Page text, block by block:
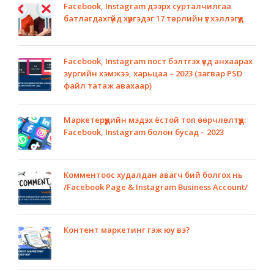
Facebook, Instagram дээрх сурталчилгаа
батлагдахгүйд хүргэдэг 17 төрлийн үг хэллэгүүд
Facebook, Instagram пост бэлтгэх үед анхаарах
зургийн хэмжээ, харьцаа – 2023 (загвар PSD
файл татаж авахаар)
Маркетерүүдийн мэдэх ёстой топ өөрчлөлтүүд:
Facebook, Instagram болон бусад – 2023
Комментоос худалдан авагч бий болгох нь
/Facebook Page & Instagram Business Account/
Контент маркетинг гэж юу вэ?